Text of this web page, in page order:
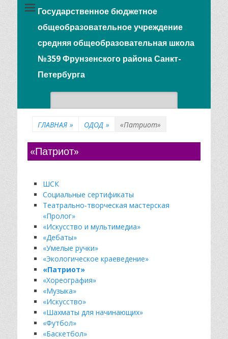
Государственное бюджетное
общеобразовательное учреждение
средняя общеобразовательная школа
№359 Фрунзенского района Санкт-
Петербурга
ГЛАВНАЯ » ОДОД » «Патриот»
«Патриот»
ШСК
Социальные сертификаты
Театрально-творческая мастерская
«Пролог»
«Искусство и мультимедиа»
«Дебаты»
«Умелые ручки»
«Экологическое краеведение»
«Патриот»
«Хореография»
«Музыка»
«Искусство»
«Шахматы для начинающих»
«Футбол»
«Баскетбол»